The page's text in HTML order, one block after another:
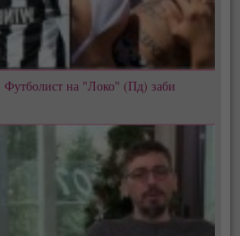
Футболист на "Локо" (Пд) заби